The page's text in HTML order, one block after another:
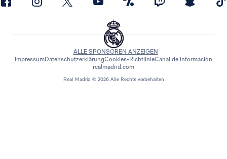
Real Madrid © 2026 Alle Rechte vorbehalten
ALLE SPONSOREN ANZEIGEN
ImpressumDatenschutzerklärungCookies-RichtlinieCanal de información
realmadrid.com